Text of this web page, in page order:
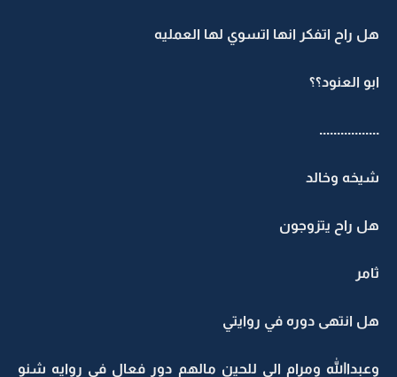
هل راح اتفكر انها اتسوي لها العمليه
ابو العنود؟؟
.................
شيخه وخالد
هل راح يتزوجون
ثامر
هل انتهى دوره في روايتي
وعبداالله ومرام الي للحين مالهم دور فعال في روايه شنو